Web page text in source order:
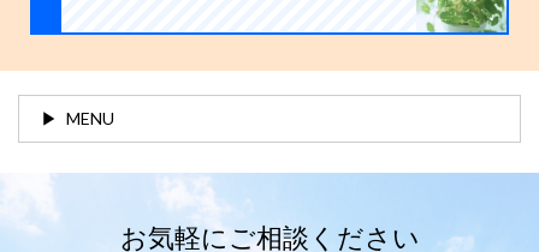
MENU
お気軽にご相談ください